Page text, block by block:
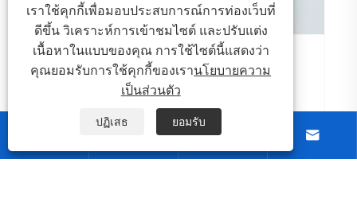
 
เราใช้คุกกี้เพื่อมอบประสบการณ์การท่องเว็บที่
ดีขึ้น วิเคราะห์การเข้าชมไซต์ และปรับแต่ง
เนื้อหาในแบบของคุณ การใช้ไซต์นี้แสดงว่า
คุณยอมรับการใช้คุกกี้ของเรานโยบายความ
เป็นส่วนตัว
ปฏิเสธ ยอมรับ